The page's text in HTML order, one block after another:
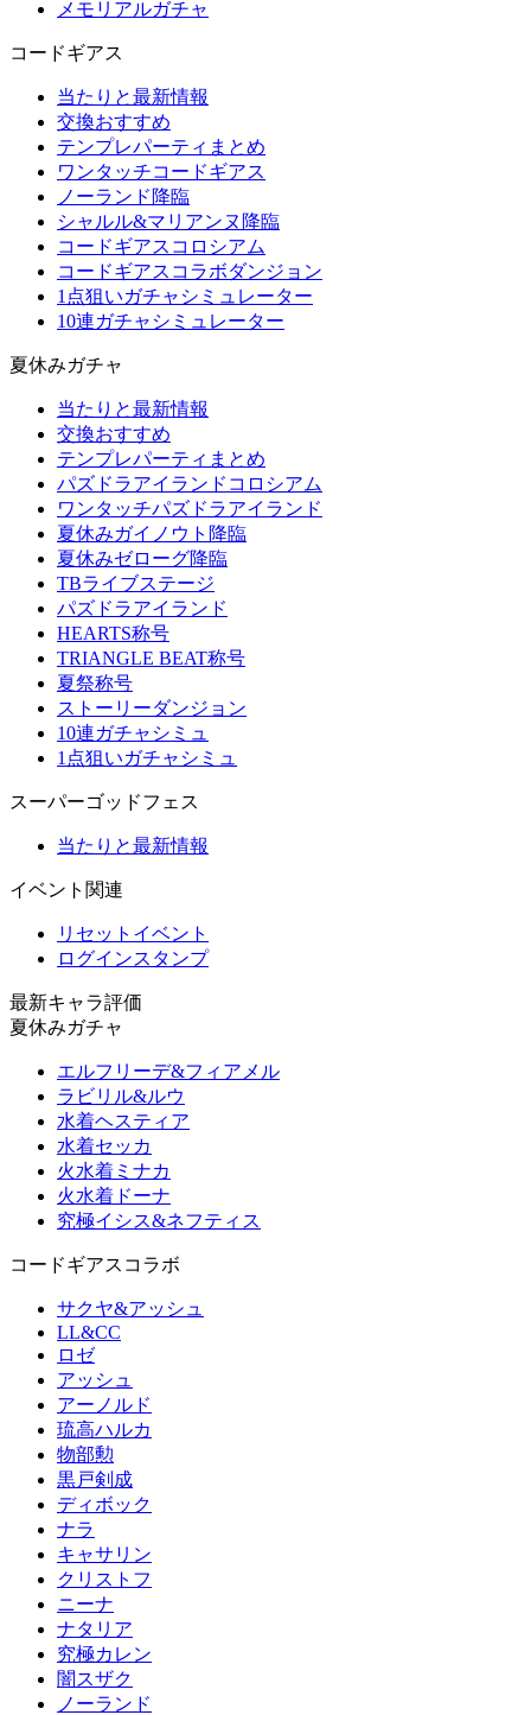
メモリアルガチャ
コードギアス
当たりと最新情報
交換おすすめ
テンプレパーティまとめ
ワンタッチコードギアス
ノーランド降臨
シャルル&マリアンヌ降臨
コードギアスコロシアム
コードギアスコラボダンジョン
1点狙いガチャシミュレーター
10連ガチャシミュレーター
夏休みガチャ
当たりと最新情報
交換おすすめ
テンプレパーティまとめ
パズドラアイランドコロシアム
ワンタッチパズドラアイランド
夏休みガイノウト降臨
夏休みゼローグ降臨
TBライブステージ
パズドラアイランド
HEARTS称号
TRIANGLE BEAT称号
夏祭称号
ストーリーダンジョン
10連ガチャシミュ
1点狙いガチャシミュ
スーパーゴッドフェス
当たりと最新情報
イベント関連
リセットイベント
ログインスタンプ
最新キャラ評価
夏休みガチャ
エルフリーデ&フィアメル
ラビリル&ルウ
水着ヘスティア
水着セッカ
火水着ミナカ
火水着ドーナ
究極イシス&ネフティス
コードギアスコラボ
サクヤ&アッシュ
LL&CC
ロゼ
アッシュ
アーノルド
琉高ハルカ
物部勲
黒戸剣成
ディボック
ナラ
キャサリン
クリストフ
ニーナ
ナタリア
究極カレン
闇スザク
ノーランド